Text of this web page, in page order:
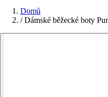
Domů
/ Dámské běžecké boty